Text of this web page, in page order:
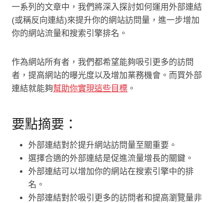
一系列的文章中，我們將深入探討如何運用外部連結
(或稱反向連結)來提升你的網站訪問量，進一步增加
你的網站流量和搜索引擎排名。
作為網站所有者，我們都希望能夠吸引更多的訪問
者，提高網站的曝光度以及增加業務機會。而買外部
連結就能夠幫助你實現這些目標 。
要點摘要：
外部連結對於提升網站訪問量至關重要。
選擇合適的外部連結是促進流量增長的關鍵。
外部連結可以增加你的網站在搜索引擎中的排
名。
外部連結對於吸引更多的訪問者和提高瀏覽量非